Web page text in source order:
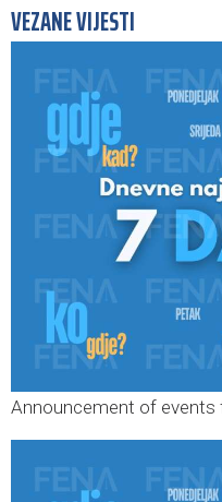
VEZANE VIJESTI
Announcement of events